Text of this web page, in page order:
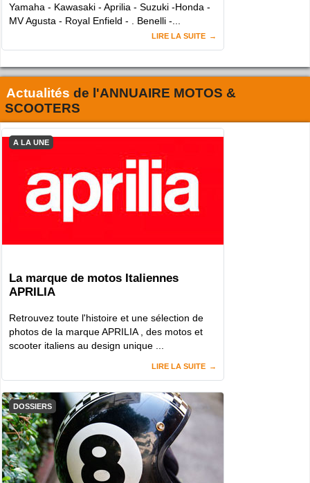
Yamaha - Kawasaki - Aprilia - Suzuki -Honda -
MV Agusta - Royal Enfield - . Benelli -...
LIRE LA SUITE
Actualités de l'ANNUAIRE MOTOS &
SCOOTERS
A LA UNE
La marque de motos Italiennes
APRILIA
Retrouvez toute l'histoire et une sélection de
photos de la marque APRILIA , des motos et
scooter italiens au design unique ...
LIRE LA SUITE
DOSSIERS